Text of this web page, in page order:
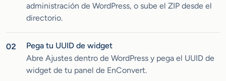
administración de WordPress, o sube el ZIP desde el
directorio.
02
Pega tu UUID de widget
Abre Ajustes dentro de WordPress y pega el UUID de
widget de tu panel de EnConvert.